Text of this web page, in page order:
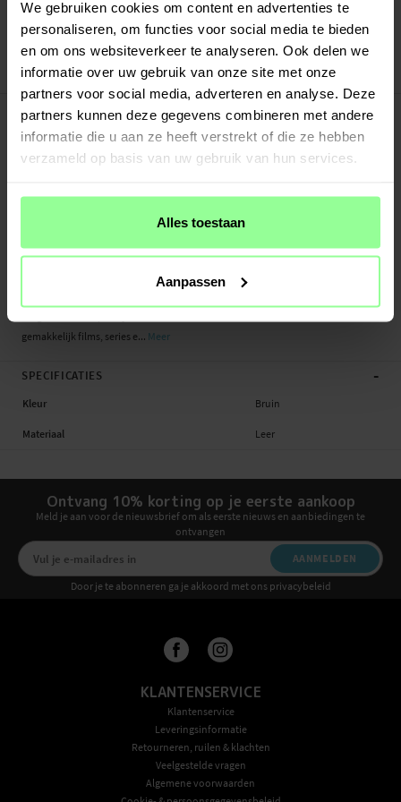
We gebruiken cookies om content en advertenties te
personaliseren, om functies voor social media te bieden
en om ons websiteverkeer te analyseren. Ook delen we
informatie over uw gebruik van onze site met onze
partners voor social media, adverteren en analyse. Deze
partners kunnen deze gegevens combineren met andere
informatie die u aan ze heeft verstrekt of die ze hebben
verzameld op basis van uw gebruik van hun services.
Alles toestaan
Aanpassen
Veilig betalen met Klarna of Paypal
Art number:27676
PRODUCTBESCHRIJVING
Bookcover hoesje van echt leer voor de Samsung Galaxy A41 Het hoesje
beschermt je hele telefoon en heeft plek voor pasjes aan de binnenkant van de
voorflap. De pasjeshouder heeft drie vakken en een groter vakje voor briefgeld
De telefoon zit veilig vast in de flexibele, stootvaste TPU-houder en wordt
wordt je telefoon zowel aan de voor-, achter- en zijkanten beschermd tegen
gemakkelijk films, series e... Meer
SPECIFICATIES -
Kleur Bruin
Materiaal Leer
Ontvang 10% korting op je eerste aankoop
Meld je aan voor de nieuwsbrief om als eerste nieuws en aanbiedingen te
ontvangen
AANMELDEN
Door je te abonneren ga je akkoord met ons privacybeleid
KLANTENSERVICE
Klantenservice
Leveringsinformatie
Retourneren, ruilen & klachten
Veelgestelde vragen
Algemene voorwaarden